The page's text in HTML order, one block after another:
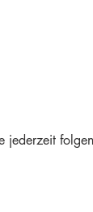
jederzeit